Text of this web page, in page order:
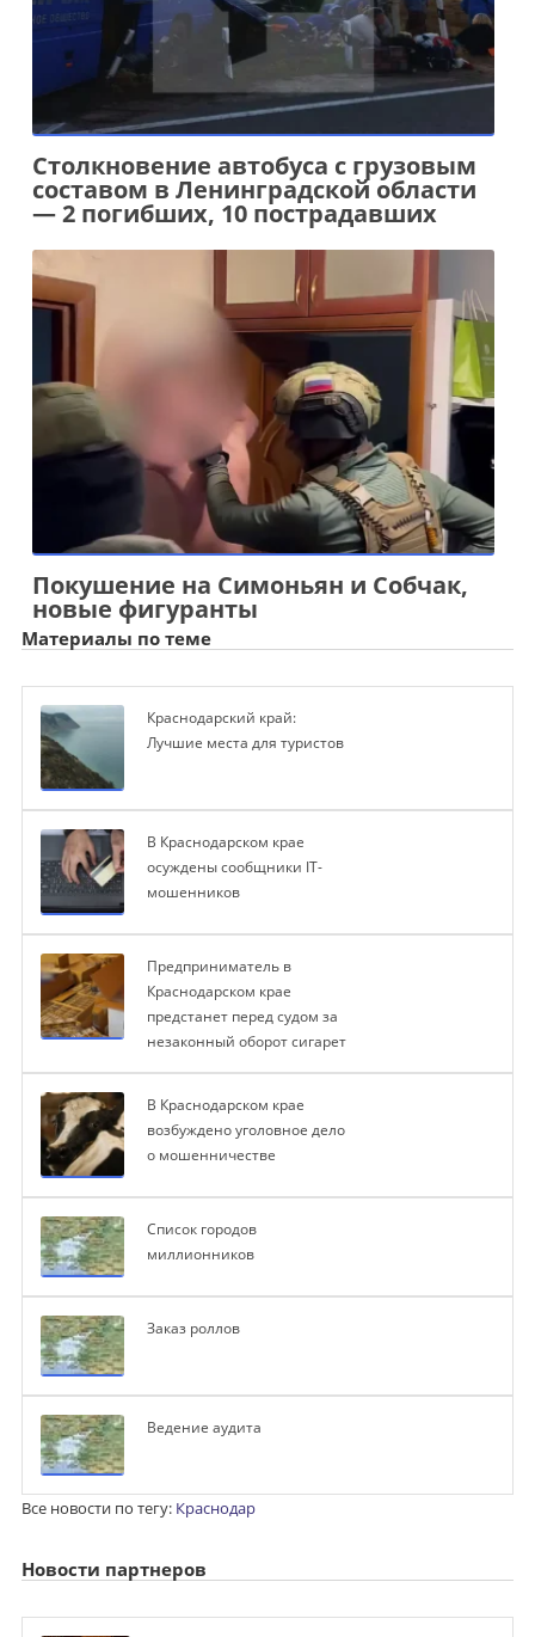
Столкновение автобуса с грузовым
составом в Ленинградской области
— 2 погибших, 10 пострадавших
Покушение на Симоньян и Собчак,
новые фигуранты
Материалы по теме
Краснодарский край:
Лучшие места для туристов
В Краснодарском крае
осуждены сообщники IT-
мошенников
Предприниматель в
Краснодарском крае
предстанет перед судом за
незаконный оборот сигарет
В Краснодарском крае
возбуждено уголовное дело
о мошенничестве
Список городов
миллионников
Заказ роллов
Ведение аудита
Все новости по тегу: Краснодар
Новости партнеров